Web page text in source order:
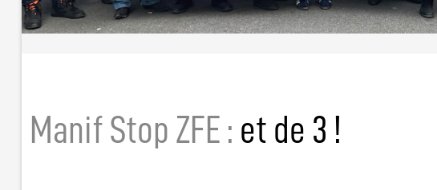
Manif Stop ZFE : et de 3 !